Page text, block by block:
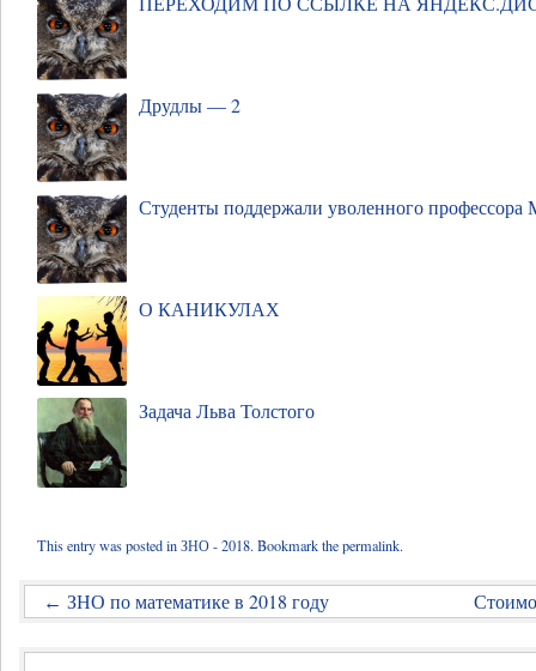
Друдлы — 2
Студенты поддержали уволенного
О КАНИКУЛАХ
Задача Льва Толстого
This entry was posted inЗНО - 2018. Bookmark thepermalink.
← ЗНО по математике в 2018 году